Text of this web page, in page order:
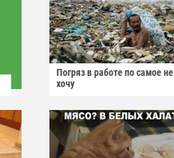
Погряз в работе по самое не
хочу